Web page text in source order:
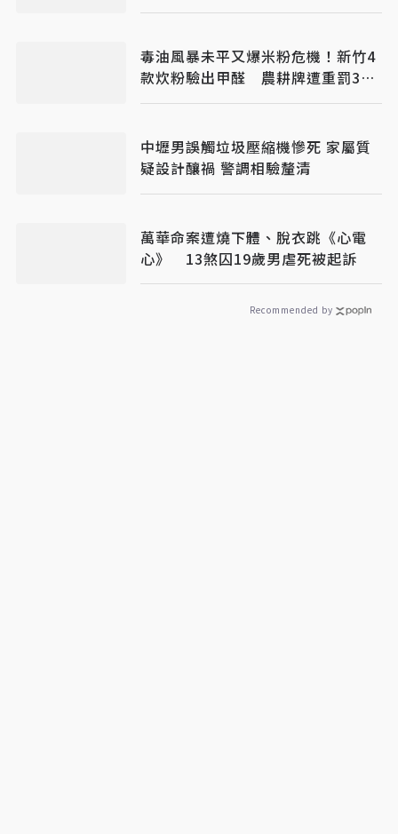
毒油風暴未平又爆米粉危機！新竹4
款炊粉驗出甲醛 農耕牌遭重罰384
萬
中壢男誤觸垃圾壓縮機慘死 家屬質
疑設計釀禍 警調相驗釐清
萬華命案遭燒下體、脫衣跳《心電
心》 13煞囚19歲男虐死被起訴
Recommended by